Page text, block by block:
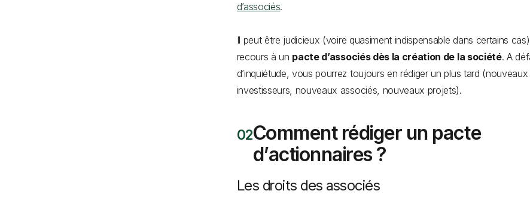
d’associés.
Il peut être judicieux (voire quasiment indispensable dans certains
recours à un pacte d’associés dès la création de la société. A
d’inquiétude, vous pourrez toujours en rédiger un plus tard (nouveaux
investisseurs, nouveaux associés, nouveaux projets).
Comment rédiger un pacte
d’actionnaires ?
Les droits des associés